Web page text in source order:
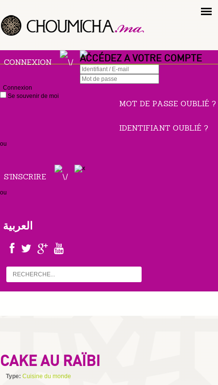
CONNEXION ACCÉDEZ A VOTRE COMPTE
Connexion
Se souvenir de moi
MOT DE PASSE OUBLIÉ ?
IDENTIFIANT OUBLIÉ ?
ou
S'INSCRIRE
ou
العربية
CAKE AU RAÏBI
Type: Cuisine du monde